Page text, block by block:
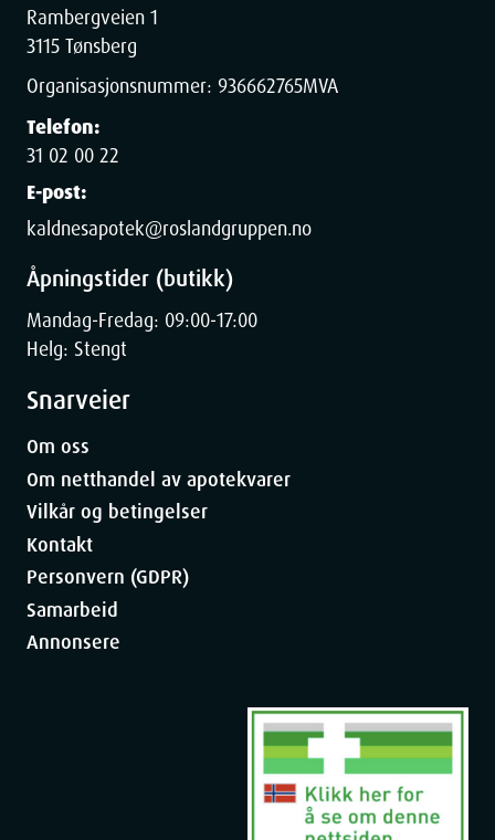
Rambergveien 1
3115 Tønsberg
Organisasjonsnummer: 936662765MVA
Telefon:
31 02 00 22
E-post:
kaldnesapotek@roslandgruppen.no
Åpningstider (butikk)
Mandag-Fredag: 09:00-17:00
Helg: Stengt
Snarveier
Om oss
Om netthandel av apotekvarer
Vilkår og betingelser
Kontakt
Personvern (GDPR)
Samarbeid
Annonsere